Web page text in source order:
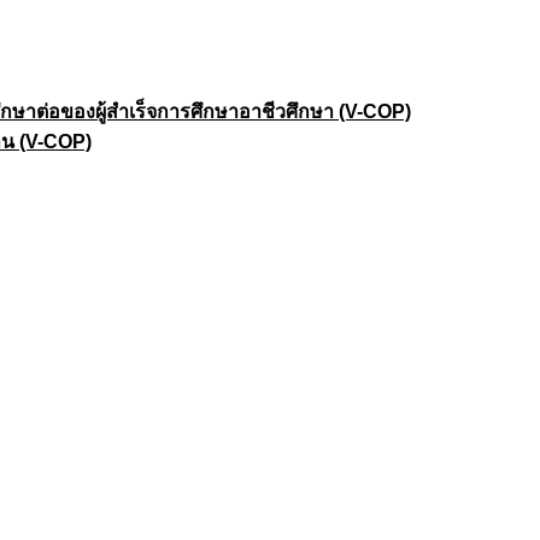
าต่อของผู้สำเร็จการศึกษาอาชีวศึกษา (V-COP)
(V-COP)